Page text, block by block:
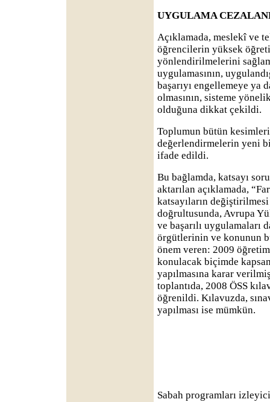
UYGULAMA
Açıklamada, meslekî ve
öğrencilerin yüksek
yönlendirilmelerini
uygulamasının,
başarıyı engellemeye ya
olmasının, sisteme
olduğuna dikkat çekildi.
Toplumun bütün
değerlendirmelerin yeni
ifade edildi.
Bu bağlamda, katsayı
aktarılan açıklamada,
katsayıların
doğrultusunda, Avrupa
ve başarılı
örgütlerinin ve konunun
önem veren: 2009
konulacak biçimde
yapılmasına karar
toplantıda, 2008 ÖSS
öğrenildi. Kılavuzda,
yapılması ise mümkün.
Sabah programları